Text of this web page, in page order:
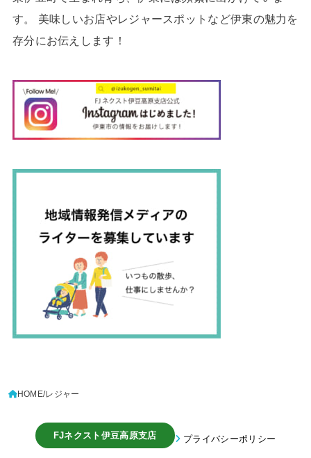
す。 美味しいお店やレジャースポットなど伊東の魅力を
存分にお伝えします！
HOME レジャー
FJネクスト伊豆高原支店 プライバシーポリシー